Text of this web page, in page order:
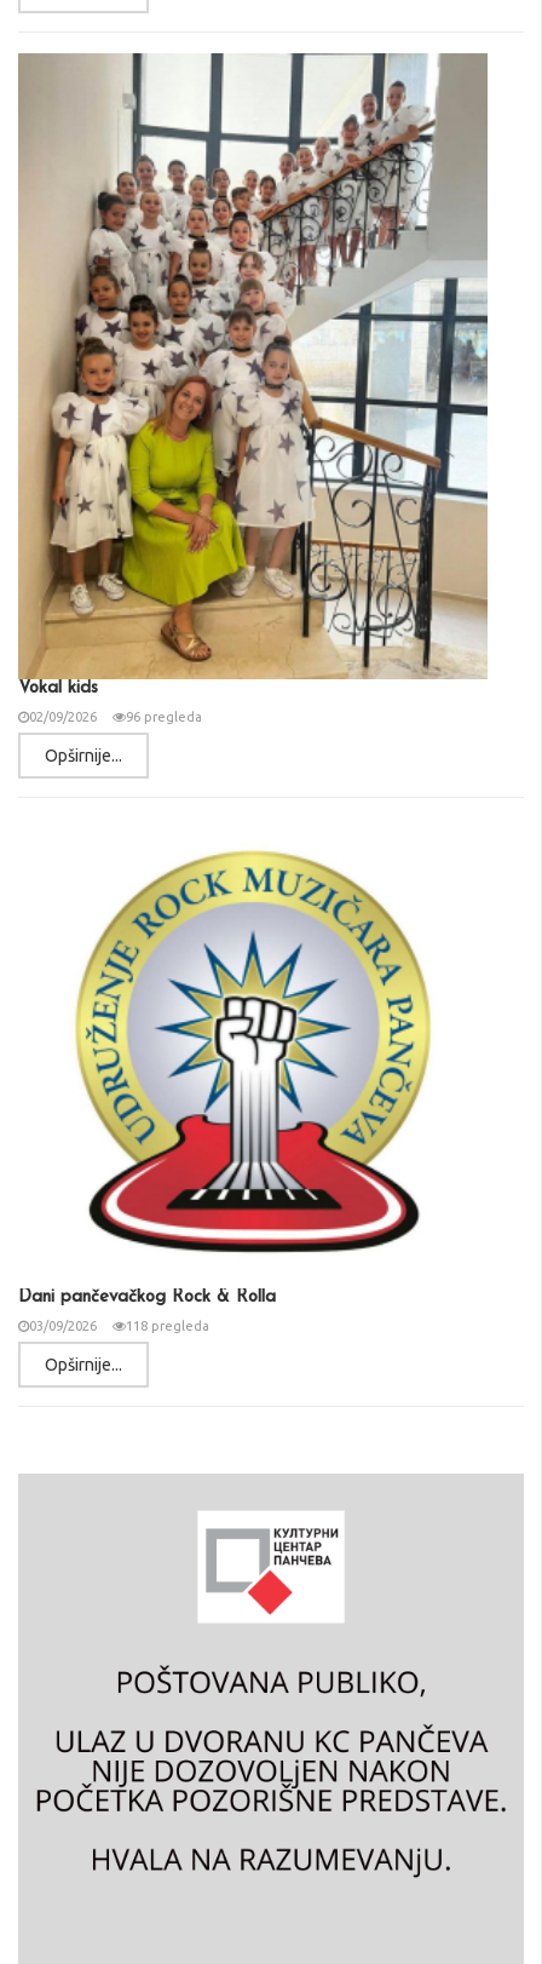
Vokal kids
02/09/2026 96 pregleda
Opširnije...
Dani pančevačkog Rock & Rolla
03/09/2026 118 pregleda
Opširnije...